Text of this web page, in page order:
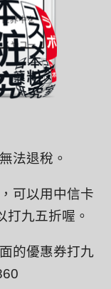
法退稅。
可以用中信卡
九五折喔。
的優惠券打九